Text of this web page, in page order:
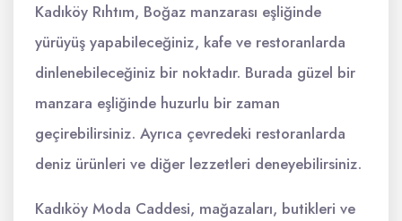
Kadıköy Rıhtım, Boğaz manzarası eşliğinde
yürüyüş yapabileceğiniz, kafe ve restoranlarda
dinlenebileceğiniz bir noktadır. Burada güzel bir
manzara eşliğinde huzurlu bir zaman
geçirebilirsiniz. Ayrıca çevredeki restoranlarda
deniz ürünleri ve diğer lezzetleri deneyebilirsiniz.
Kadıköy Moda Caddesi, mağazaları, butikleri ve